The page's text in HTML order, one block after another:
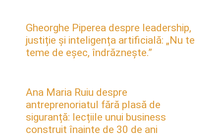
Gheorghe Piperea despre leadership,
justiție și inteligența artificială: „Nu te
teme de eșec, îndrăznește.”
Ana Maria Ruiu despre
antreprenoriatul fără plasă de
siguranță: lecțiile unui business
construit înainte de 30 de ani